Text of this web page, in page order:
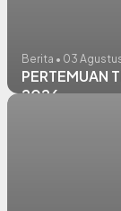
Berita • 03
PERTEMUAN
2026